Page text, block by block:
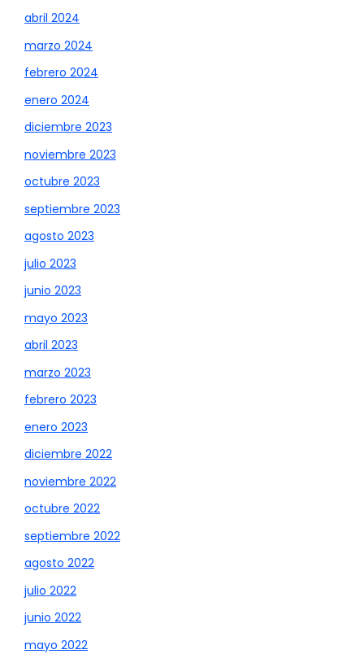
abril 2024
marzo 2024
febrero 2024
enero 2024
diciembre 2023
noviembre 2023
octubre 2023
septiembre 2023
agosto 2023
julio 2023
junio 2023
mayo 2023
abril 2023
marzo 2023
febrero 2023
enero 2023
diciembre 2022
noviembre 2022
octubre 2022
septiembre 2022
agosto 2022
julio 2022
junio 2022
mayo 2022